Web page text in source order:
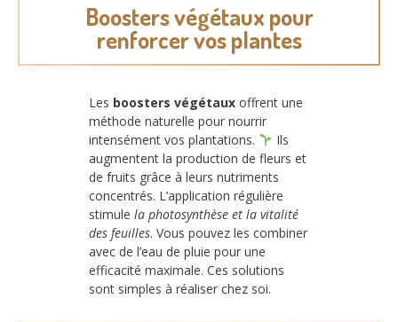
Boosters végétaux pour
renforcer vos plantes
Les boosters végétaux offrent une
méthode naturelle pour nourrir
intensément vos plantations.
Ils
augmentent la production de fleurs et
de fruits grâce à leurs nutriments
concentrés. L’application régulière
stimule la photosynthèse et la vitalité
des feuilles. Vous pouvez les combiner
avec de l’eau de pluie pour une
efficacité maximale. Ces solutions
sont simples à réaliser chez soi.